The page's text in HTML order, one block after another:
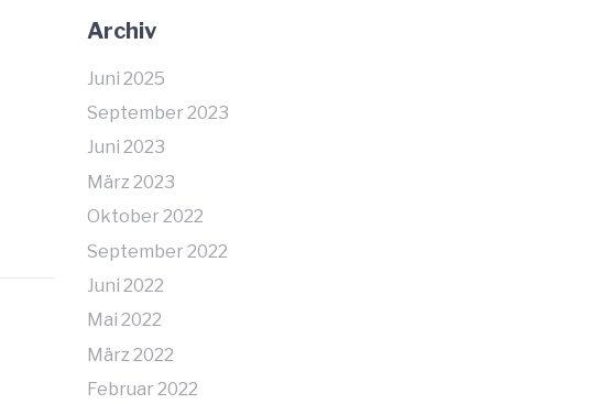
Archiv
Juni 2025
September 2023
Juni 2023
März 2023
Oktober 2022
September 2022
Juni 2022
Mai 2022
März 2022
Februar 2022